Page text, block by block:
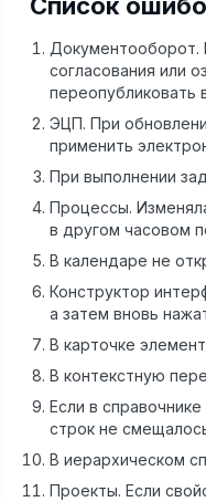
Список
Документооборот.
согласования или
переопубликовать
ЭЦП. При
применить
При выполнении
Процессы.
в другом часовом
В календаре не
Конструктор
а затем вновь
В карточке
В контекстную
Если в
строк не
В иерархическом
Проекты. Если